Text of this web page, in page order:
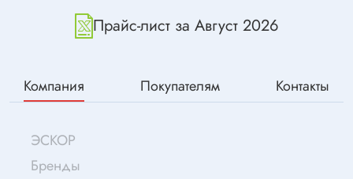
Прайс-лист за Август 2026
Компания Покупателям Контакты
ЭСКОР
Бренды